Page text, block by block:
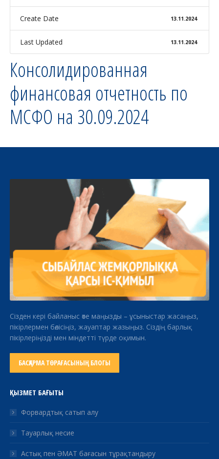
Create Date 13.11.2024
Last Updated 13.11.2024
Консолидированная
финансовая отчетность по
МСФО на 30.09.2024
Сізден кері байланыс өте маңызды – ұсыныстар жасаңыз,
пікірлермен бөлісіңіз, жауаптар жазыңыз. Сіздің барлық
пікірлеріңізді мен міндетті түрде оқимын.
БАСҚАРМА ТӨРАҒАСЫНЫҢ БЛОГЫ
ҚЫЗМЕТ БАҒЫТЫ
Форвардтық сатып алу
Тауарлық несие
Астық пен ӘМАТ бағасын тұрақтандыру